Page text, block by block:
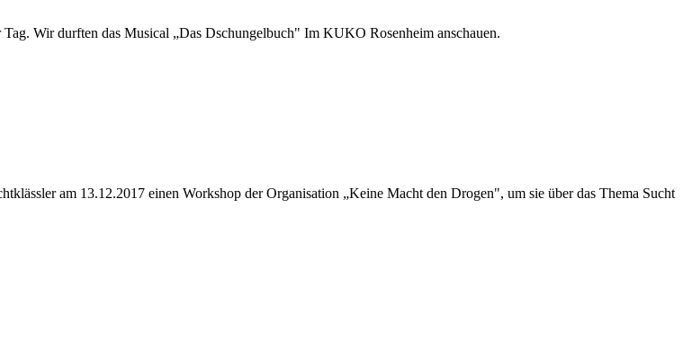
Wir durften das Musical „Das Dschungelbuch" Im KUKO Rosenheim anschauen.
am 13.12.2017 einen Workshop der Organisation „Keine Macht den Drogen", um sie über das Thema Sucht